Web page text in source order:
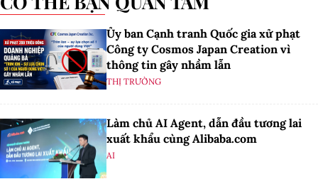
Ủy ban Cạnh tranh Quốc gia xử phạt
Công ty Cosmos Japan Creation vì
thông tin gây nhầm lẫn
THỊ TRƯỜNG
Làm chủ AI Agent, dẫn đầu tương lai
xuất khẩu cùng Alibaba.com
AI